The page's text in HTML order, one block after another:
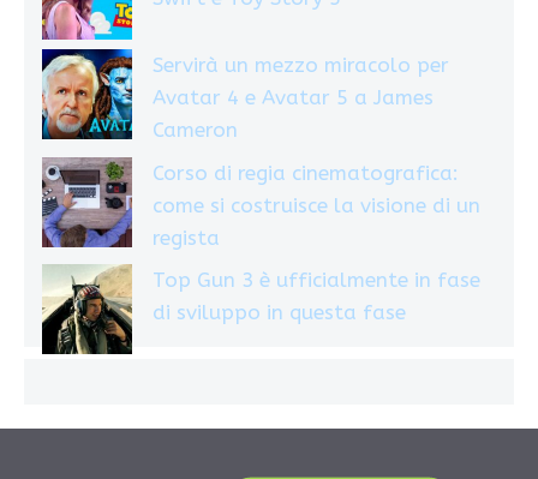
Servirà un mezzo miracolo per
Avatar 4 e Avatar 5 a James
Cameron
Corso di regia cinematografica:
come si costruisce la visione di un
regista
Top Gun 3 è ufficialmente in fase
di sviluppo in questa fase